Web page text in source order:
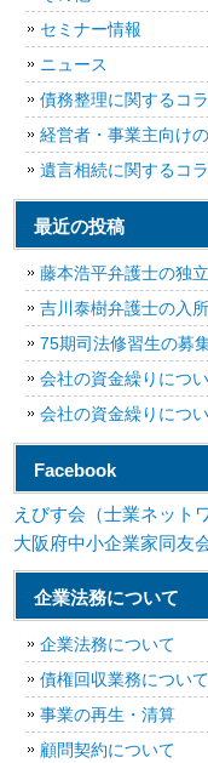
セミナー情報
ニュース
債務整理に関するコ
経営者・事業主向け
遺言相続に関するコ
最近の投稿
藤本浩平弁護士の独
吉川泰樹弁護士の入
75期司法修習生の募
会社の資金繰りにつ
会社の資金繰りにつ
Facebook
えびす会（士業ネット
大阪府中小企業家同友
企業法務について
企業法務について
債権回収業務について
事業の再生・清算
顧問契約について